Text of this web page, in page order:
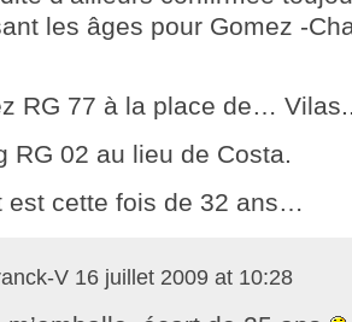
les âges pour Gomez -
RG 77 à la place de…
RG 02 au lieu de Costa.
est cette fois de 32 ans…
V 16 juillet 2009 at 10:28